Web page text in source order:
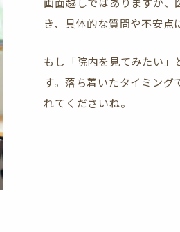
き、具体的な質問や不安点
もし「院内を見てみたい」
す。落ち着いたタイミン
れてくださいね。